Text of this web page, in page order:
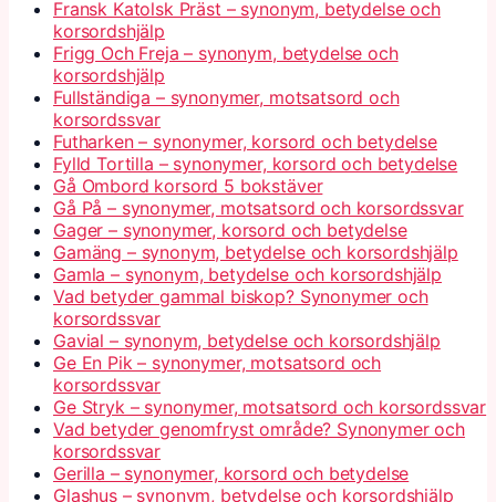
Fransk Katolsk Präst – synonym, betydelse och
korsordshjälp
Frigg Och Freja – synonym, betydelse och
korsordshjälp
Fullständiga – synonymer, motsatsord och
korsordssvar
Futharken – synonymer, korsord och betydelse
Fylld Tortilla – synonymer, korsord och betydelse
Gå Ombord korsord 5 bokstäver
Gå På – synonymer, motsatsord och korsordssvar
Gager – synonymer, korsord och betydelse
Gamäng – synonym, betydelse och korsordshjälp
Gamla – synonym, betydelse och korsordshjälp
Vad betyder gammal biskop? Synonymer och
korsordssvar
Gavial – synonym, betydelse och korsordshjälp
Ge En Pik – synonymer, motsatsord och
korsordssvar
Ge Stryk – synonymer, motsatsord och korsordssvar
Vad betyder genomfryst område? Synonymer och
korsordssvar
Gerilla – synonymer, korsord och betydelse
Glashus – synonym, betydelse och korsordshjälp